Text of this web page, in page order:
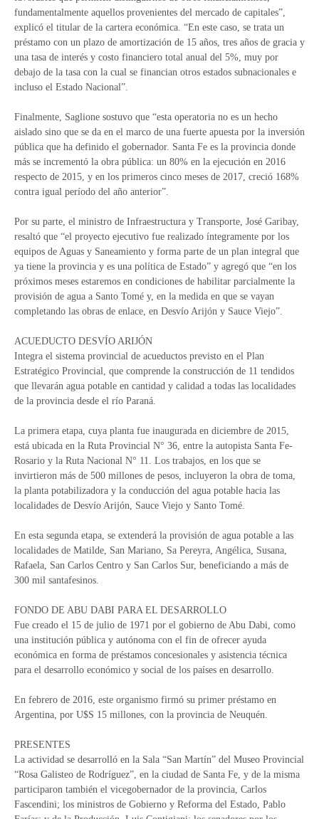
fundamentalmente aquellos provenientes del mercado de capitales”,
explicó el titular de la cartera económica. “En este caso, se trata un
préstamo con un plazo de amortización de 15 años, tres años de gracia y
una tasa de interés y costo financiero total anual del 5%, muy por
debajo de la tasa con la cual se financian otros estados subnacionales e
incluso el Estado Nacional”.
Finalmente, Saglione sostuvo que “esta operatoria no es un hecho
aislado sino que se da en el marco de una fuerte apuesta por la inversión
pública que ha definido el gobernador. Santa Fe es la provincia donde
más se incrementó la obra pública: un 80% en la ejecución en 2016
respecto de 2015, y en los primeros cinco meses de 2017, creció 168%
contra igual período del año anterior”.
Por su parte, el ministro de Infraestructura y Transporte, José Garibay,
resaltó que “el proyecto ejecutivo fue realizado íntegramente por los
equipos de Aguas y Saneamiento y forma parte de un plan integral que
ya tiene la provincia y es una política de Estado” y agregó que “en los
próximos meses estaremos en condiciones de habilitar parcialmente la
provisión de agua a Santo Tomé y, en la medida en que se vayan
completando las obras de enlace, en Desvío Arijón y Sauce Viejo”.
ACUEDUCTO DESVÍO ARIJÓN
Integra el sistema provincial de acueductos previsto en el Plan
Estratégico Provincial, que comprende la construcción de 11 tendidos
que llevarán agua potable en cantidad y calidad a todas las localidades
de la provincia desde el río Paraná.
La primera etapa, cuya planta fue inaugurada en diciembre de 2015,
está ubicada en la Ruta Provincial N° 36, entre la autopista Santa Fe-
Rosario y la Ruta Nacional N° 11. Los trabajos, en los que se
invirtieron más de 500 millones de pesos, incluyeron la obra de toma,
la planta potabilizadora y la conducción del agua potable hacia las
localidades de Desvío Arijón, Sauce Viejo y Santo Tomé.
En esta segunda etapa, se extenderá la provisión de agua potable a las
localidades de Matilde, San Mariano, Sa Pereyra, Angélica, Susana,
Rafaela, San Carlos Centro y San Carlos Sur, beneficiando a más de
300 mil santafesinos.
FONDO DE ABU DABI PARA EL DESARROLLO
Fue creado el 15 de julio de 1971 por el gobierno de Abu Dabi, como
una institución pública y autónoma con el fin de ofrecer ayuda
económica en forma de préstamos concesionales y asistencia técnica
para el desarrollo económico y social de los países en desarrollo.
En febrero de 2016, este organismo firmó su primer préstamo en
Argentina, por U$S 15 millones, con la provincia de Neuquén.
PRESENTES
La actividad se desarrolló en la Sala “San Martín” del Museo Provincial
“Rosa Galisteo de Rodríguez”, en la ciudad de Santa Fe, y de la misma
participaron también el vicegobernador de la provincia, Carlos
Fascendini; los ministros de Gobierno y Reforma del Estado, Pablo